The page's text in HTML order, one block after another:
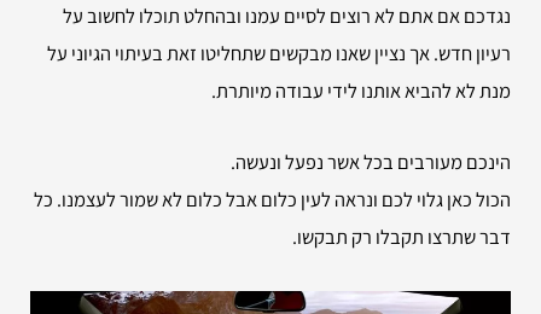
נגדכם אם אתם לא רוצים לסיים עמנו ובהחלט תוכלו לחשוב על
רעיון חדש. אך נציין שאנו מבקשים שתחליטו זאת בעיתוי הגיוני על
מנת לא להביא אותנו לידי עבודה מיותרת.
הינכם מעורבים בכל אשר נפעל ונעשה.
הכול כאן גלוי לכם ונראה לעין כלום אבל כלום לא שמור לעצמנו. כל
דבר שתרצו תקבלו רק תבקשו.